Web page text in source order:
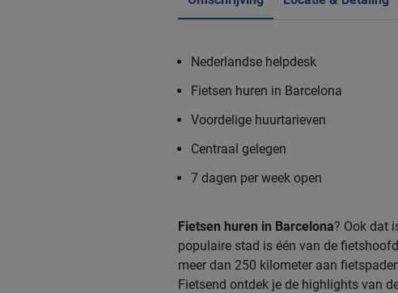
Nederlandse helpdesk
Fietsen huren in Barcelona
Voordelige huurtarieven
Centraal gelegen
7 dagen per week open
Fietsen huren in Barcelona? Ook dat
populaire stad is één van de
meer dan 250 kilometer aan
Fietsend ontdek je de highlights van